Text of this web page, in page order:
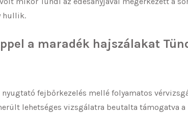
hullik.
a maradék hajszálakat
fejbőrkezelés mellé folyamatos
lehetséges vizsgálatra beutalta támogatva